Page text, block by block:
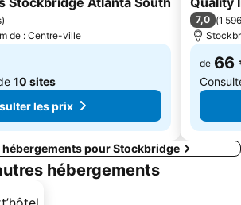
)
de : Centre-ville
10 sites
les prix
7,0 (1
de 66
hébergements pour Stockbridge
hébergements